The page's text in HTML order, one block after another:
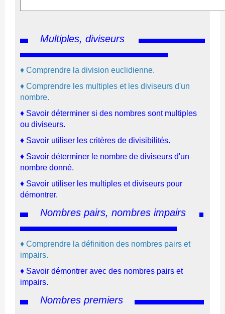
Multiples, diviseurs
♦ Comprendre la division euclidienne.
♦ Comprendre les multiples et les diviseurs d'un
nombre.
♦ Savoir déterminer si des nombres sont multiples
ou diviseurs.
♦ Savoir utiliser les critères de divisibilités.
♦ Savoir déterminer le nombre de diviseurs d'un
nombre donné.
♦ Savoir utiliser les multiples et diviseurs pour
démontrer.
Nombres pairs, nombres impairs
♦ Comprendre la définition des nombres pairs et
impairs.
♦ Savoir démontrer avec des nombres pairs et
impairs.
Nombres premiers